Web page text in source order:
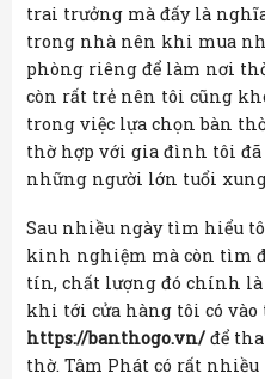
trai trưởng mà đấy là
trong nhà nên khi mua
phòng riêng để làm nơi
còn rất trẻ nên tôi cũng
trong việc lựa chọn bàn
thờ hợp với gia đình tôi
những người lớn tuổi
Sau nhiều ngày tìm hiểu
kinh nghiệm mà còn tìm
tín, chất lượng đó chính là
khi tới cửa hàng tôi có vào
https://banthogo.vn/ để
thờ. Tâm Phát có rất